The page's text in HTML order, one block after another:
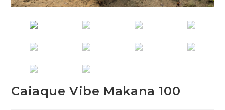
Caiaque Vibe Makana 100